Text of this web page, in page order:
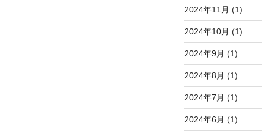
2024年11月 (1)
2024年10月 (1)
2024年9月 (1)
2024年8月 (1)
2024年7月 (1)
2024年6月 (1)